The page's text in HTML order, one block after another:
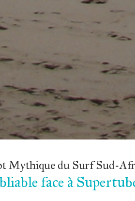
Mythique du Surf Sud-
face à